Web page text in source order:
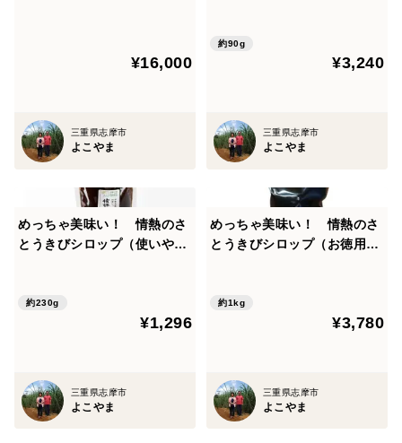
¥16,000
三重県志摩市
よこやま
約90g
¥3,240
三重県志摩市
よこやま
めっちゃ美味い！ 情熱のさ
とうきびシロップ（使いやす
約230g
¥1,296
三重県志摩市
よこやま
めっちゃ美味い！ 情熱のさ
とうきびシロップ（お徳用サ
約1kg
¥3,780
三重県志摩市
よこやま